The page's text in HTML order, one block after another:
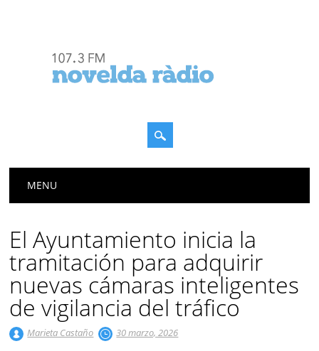
Menú principal
MENU
El Ayuntamiento inicia la
tramitación para adquirir
nuevas cámaras inteligentes
de vigilancia del tráfico
Marieta Castaño 30 marzo, 2026